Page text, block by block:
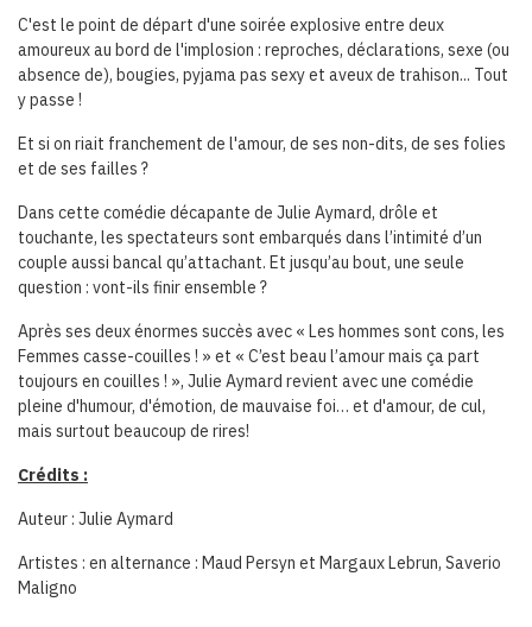
C'est le point de départ d'une soirée explosive entre deux
amoureux au bord de l'implosion : reproches, déclarations, sexe (ou
absence de), bougies, pyjama pas sexy et aveux de trahison... Tout
y passe !
Et si on riait franchement de l'amour, de ses non-dits, de ses folies
et de ses failles ?
Dans cette comédie décapante de Julie Aymard, drôle et
touchante, les spectateurs sont embarqués dans l’intimité d’un
couple aussi bancal qu’attachant. Et jusqu’au bout, une seule
question : vont-ils finir ensemble ?
Après ses deux énormes succès avec « Les hommes sont cons, les
Femmes casse-couilles ! » et « C’est beau l’amour mais ça part
toujours en couilles ! », Julie Aymard revient avec une comédie
pleine d'humour, d'émotion, de mauvaise foi… et d'amour, de cul,
mais surtout beaucoup de rires!
Crédits :
Auteur : Julie Aymard
Artistes : en alternance : Maud Persyn et Margaux Lebrun, Saverio
Maligno